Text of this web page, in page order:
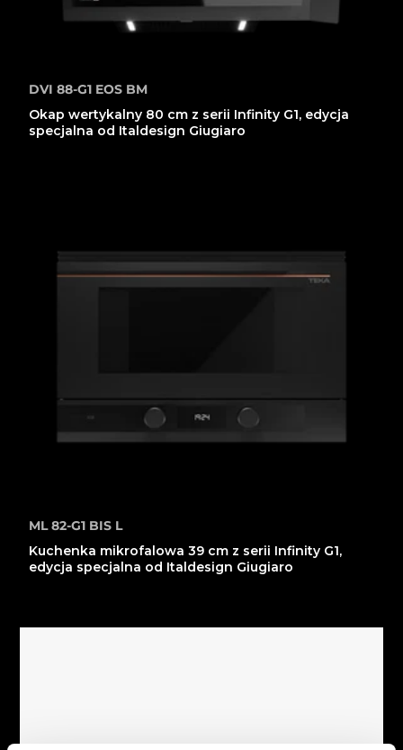
ML 82-G1 BIS L
Kuchenka mikrofalowa 39 cm z serii Infinity G1,
edycja specjalna od Italdesign Giugiaro
DVI 88-G1 EOS BM
Okap wertykalny 80 cm z serii Infinity G1, edycja
specjalna od Italdesign Giugiaro